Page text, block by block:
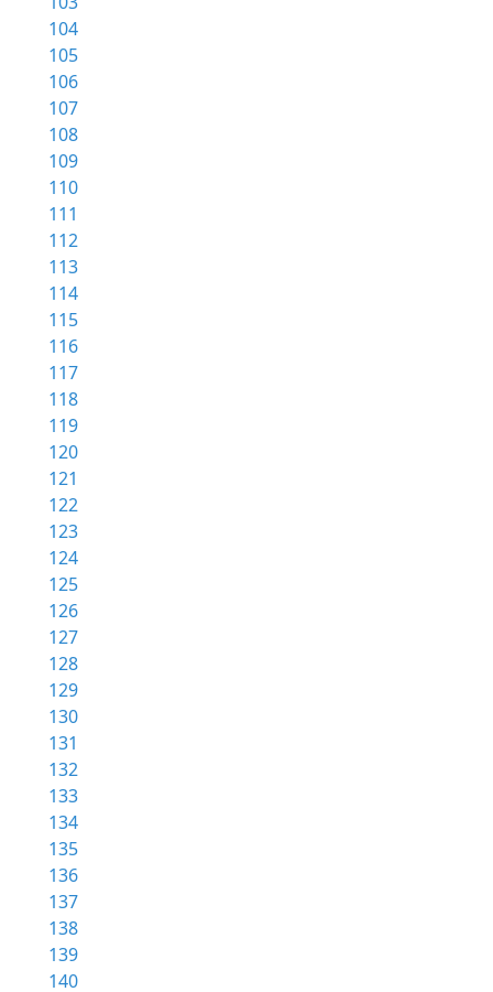
104
105
106
107
108
109
110
111
112
113
114
115
116
117
118
119
120
121
122
123
124
125
126
127
128
129
130
131
132
133
134
135
136
137
138
139
140